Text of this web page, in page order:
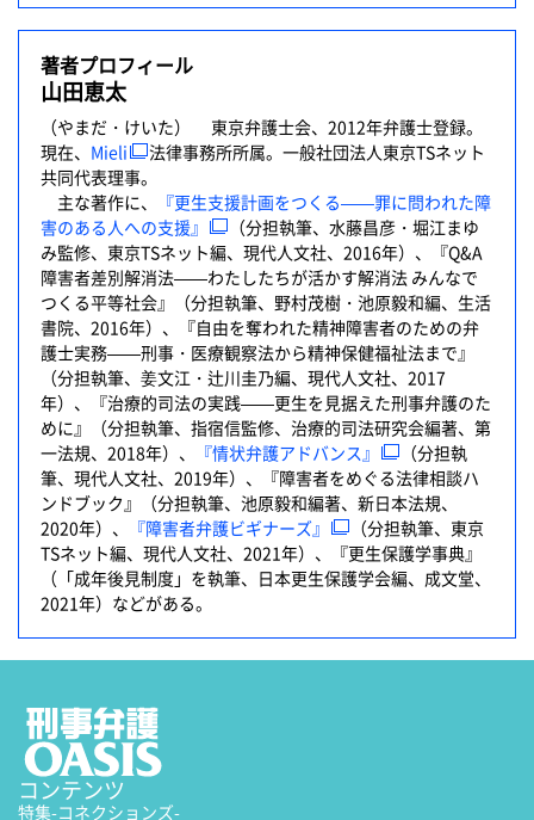
著者プロフィール
山田恵太
（やまだ・けいた） 東京弁護士会、2012年弁護士登録。
現在、 Mieli
法律事務所所属。一般社団法人東京TSネット
共同代表理事。
主な著作に、
『更生支援計画をつくる——罪に問われた障
害のある人への支援』
（分担執筆、水藤昌彦・堀江まゆ
み監修、東京TSネット編、現代人文社、2016年）、『Q&A
障害者差別解消法——わたしたちが活かす解消法 みんなで
つくる平等社会』（分担執筆、野村茂樹・池原毅和編、生活
書院、2016年）、『自由を奪われた精神障害者のための弁
護士実務——刑事・医療観察法から精神保健福祉法まで』
（分担執筆、姜文江・辻川圭乃編、現代人文社、2017
年）、『治療的司法の実践——更生を見据えた刑事弁護のた
めに』（分担執筆、指宿信監修、治療的司法研究会編著、第
一法規、2018年）、
『情状弁護アドバンス』
（分担執
筆、現代人文社、2019年）、『障害者をめぐる法律相談ハ
ンドブック』（分担執筆、池原毅和編著、新日本法規、
2020年）、
『障害者弁護ビギナーズ』
（分担執筆、東京
TSネット編、現代人文社、2021年）、『更生保護学事典』
（「成年後見制度」を執筆、日本更生保護学会編、成文堂、
2021年）などがある。
コンテンツ
特集-コネクションズ-